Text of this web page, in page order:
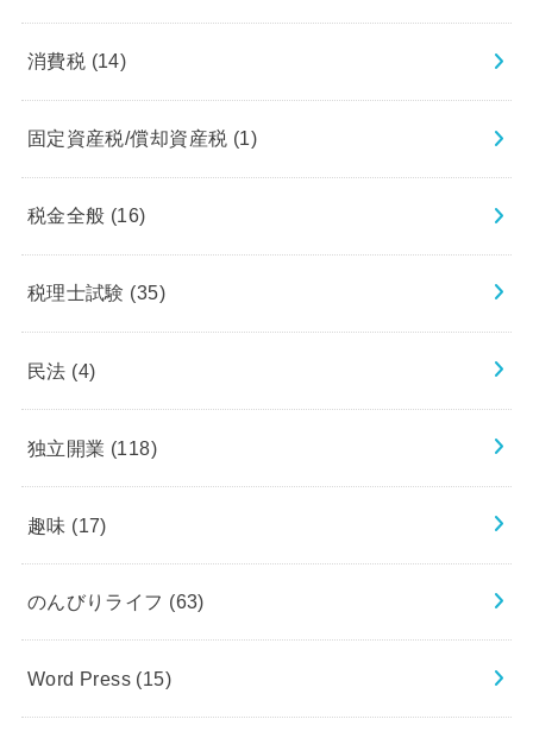
消費税 (14)
固定資産税/償却資産税 (1)
税金全般 (16)
税理士試験 (35)
民法 (4)
独立開業 (118)
趣味 (17)
のんびりライフ (63)
Word Press (15)